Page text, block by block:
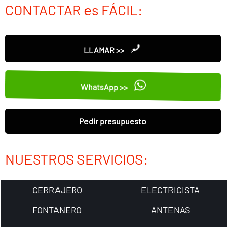
CONTACTAR es FÁCIL:
LLAMAR >>
WhatsApp >>
Pedir presupuesto
NUESTROS SERVICIOS:
CERRAJERO
ELECTRICISTA
FONTANERO
ANTENAS